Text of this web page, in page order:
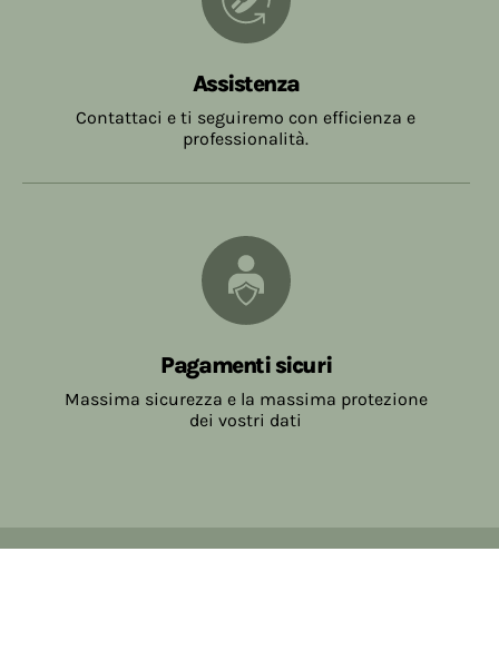
Assistenza
Contattaci e ti seguiremo con efficienza e
professionalità.
Pagamenti sicuri
Massima sicurezza e la massima protezione
dei vostri dati